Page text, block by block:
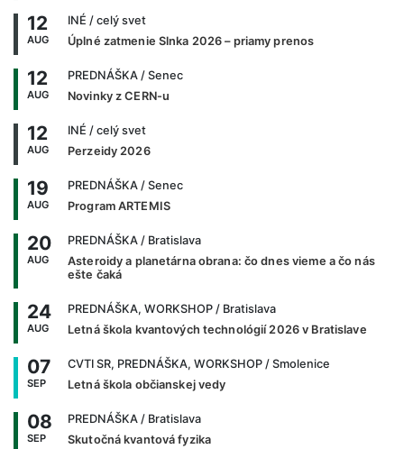
12
AUG
INÉ / celý svet
Úplné zatmenie Slnka 2026 – priamy prenos
12
AUG
PREDNÁŠKA / Senec
Novinky z CERN-u
12
AUG
INÉ / celý svet
Perzeidy 2026
19
AUG
PREDNÁŠKA / Senec
Program ARTEMIS
20
AUG
PREDNÁŠKA / Bratislava
Asteroidy a planetárna obrana: čo dnes vieme a čo nás
ešte čaká
24
AUG
PREDNÁŠKA, WORKSHOP / Bratislava
Letná škola kvantových technológií 2026 v Bratislave
07
SEP
CVTI SR, PREDNÁŠKA, WORKSHOP / Smolenice
Letná škola občianskej vedy
08
SEP
PREDNÁŠKA / Bratislava
Skutočná kvantová fyzika